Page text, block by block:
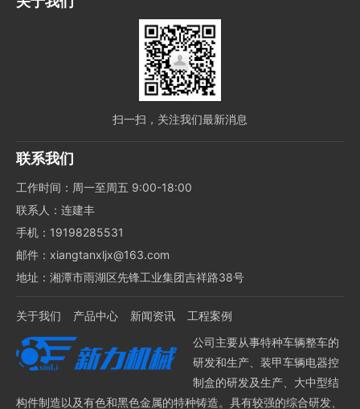
扫一扫，关注我们最新消息
联系我们
工作时间：周一至周五 9:00-18:00
联系人：连建丰
手机：19198285531
邮件：xiangtanxljx@163.com
地址：湘潭市雨湖区先锋工业集团吉祥路38号
关于我们 产品中心 新闻资讯
工程案例
公司主要从事特种车辆整车的
研发和生产、装甲车辆电器控
制盒的研发及生产、大中型结
构件制造以及有色和黑色金属的特种铸造。具有较强的综合研发、